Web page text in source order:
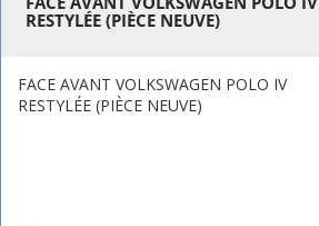
RESTYLÉE (PIÈCE NEUVE)
FACE AVANT VOLKSWAGEN POLO IV
RESTYLÉE (PIÈCE NEUVE)